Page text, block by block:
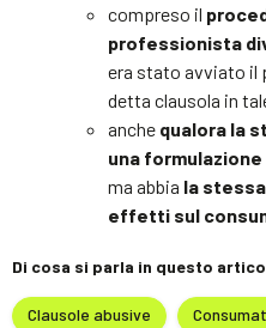
compreso il
professionista
era stato avviato il
detta clausola in
anche qualora la
una
ma abbia la
effetti sul
Di cosa si parla in questo
Clausole abusive